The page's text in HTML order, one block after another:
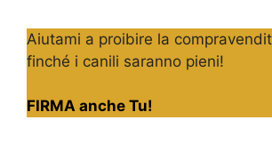
Aiutami a proibire la
finché i canili saranno pieni!
FIRMA anche Tu!